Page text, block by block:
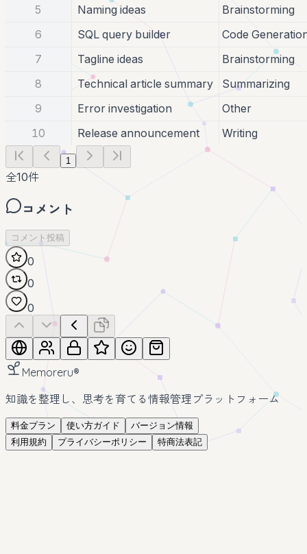
5
Naming ideas
Brainstorming
6
SQL query builder
Code
7
Tagline ideas
Brainstorming
8
Technical article summary
Summarizing
9
Error investigation
Other
10
Release announcement Writing
1
全10件
コメント
コメント投稿
0
0
0
Memoreru®
知識を整理し、思考を育てる情報管理プラットフォーム
料金プラン 使い方ガイド
バージョン情報
利用規約
プライバシーポリシー 特商法表記